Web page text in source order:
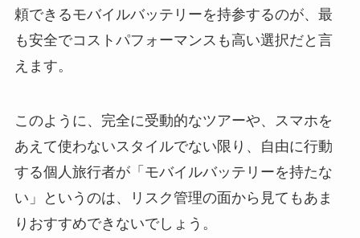
頼できるモバイルバッテリーを持参するのが、最
も安全でコストパフォーマンスも高い選択だと言
えます。
このように、完全に受動的なツアーや、スマホを
あえて使わないスタイルでない限り、自由に行動
する個人旅行者が「モバイルバッテリーを持たな
い」というのは、リスク管理の面から見てもあま
りおすすめできないでしょう。